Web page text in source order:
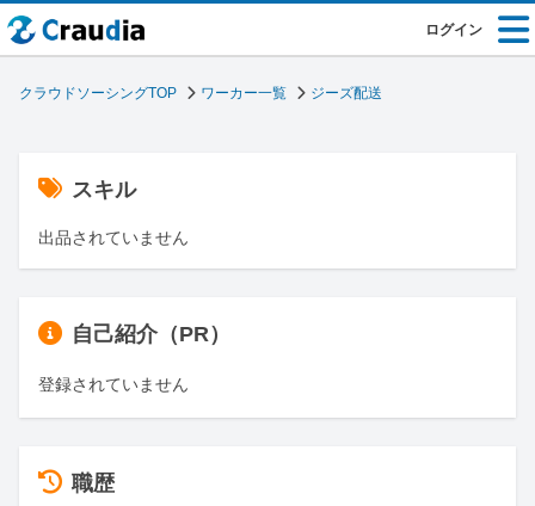
ログイン
クラウドソーシングTOP ワーカー一覧 ジーズ配送
スキル
出品されていません
自己紹介（PR）
登録されていません
職歴